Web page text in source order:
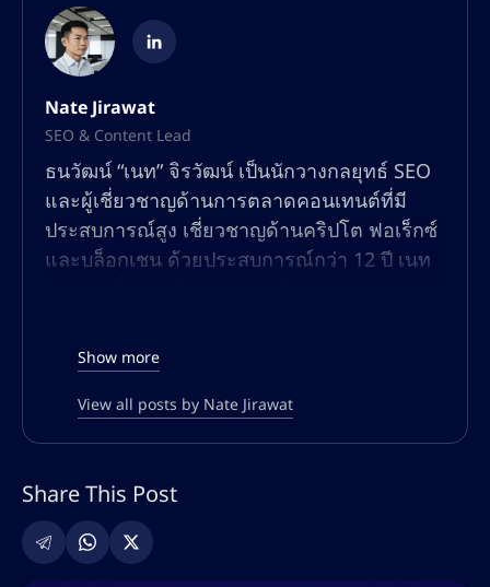
Nate Jirawat
SEO & Content Lead
ธนวัฒน์ “เนท” จิรวัฒน์ เป็นนักวางกลยุทธ์ SEO
และผู้เชี่ยวชาญด้านการตลาดคอนเทนต์ที่มี
ประสบการณ์สูง เชี่ยวชาญด้านคริปโต ฟอเร็กซ์
และบล็อกเชน ด้วยประสบการณ์กว่า 12 ปี เนท
ในการค้นหา และการสร้างคอนเทนต์ที่มีอัตรา
การแปลงสูงสำหรับแพลตฟอร์มทางการเงินและ
การซื้อขายทั่วโลก
เทคนิค การปรับแต่งทั้งแบบออนเพจและออฟ
และการตลาดคอนเทนต์ที่ขับเคลื่อนด้วย AI เขา
เคยร่วมงานกับแพลตฟอร์มแลกเปลี่ยนคริปโต
Show more
View all posts by Nate Jirawat
Share This Post